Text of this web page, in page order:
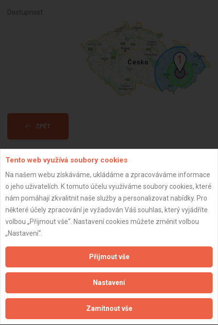
Dostupnost:
ZPĚT
Aktualizováno z portálu ARES dne 31.12.2024 17:45:05
Důležité informace
Zásady pro používání souborů cookie
Obchodní podmínky (zprostředkování)
Obchodní podmínky (rozpočtování)
Reference
Naše excelové tabulky online
Tento web využívá soubory cookies
Na našem webu získáváme, ukládáme a zpracováváme informace
o jeho uživatelích. K tomuto účelu využíváme soubory cookies, které
nám pomáhají zkvalitnit naše služby a personalizovat nabídky. Pro
některé účely zpracování je vyžadován Váš souhlas, který vyjádříte
volbou „Přijmout vše“. Nastavení cookies můžete změnit volbou
„Nastavení“.
Přijmout vše
Nastavení
Zamítnout vše